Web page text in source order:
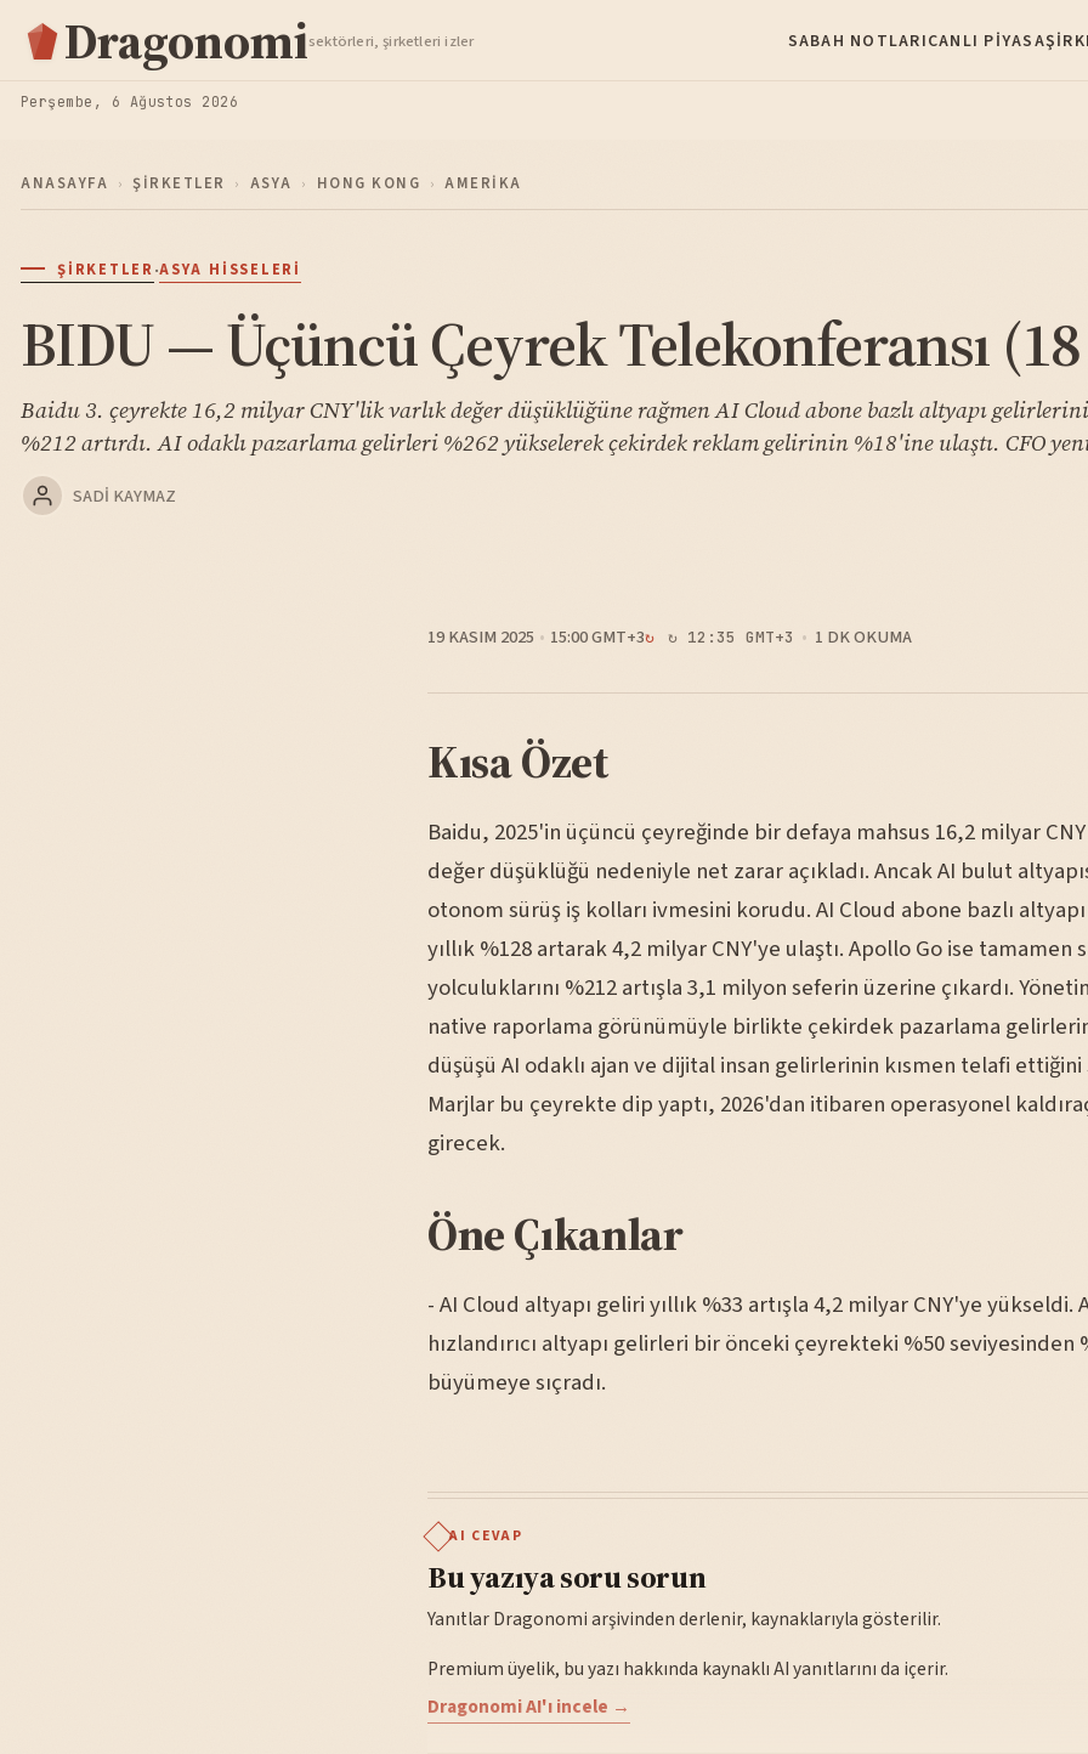
Dragonomisektörleri, şirketleri izler SABAH NOTLARICANLI PIYASA
Perşembe, 6 Ağustos 2026
ANASAYFA › ŞIRKETLER › ASYA › HONG KONG › AMERIKA
ŞIRKETLER·ASYA HISSELERI
BIDU — Üçüncü Çeyrek Telekonferansı
Baidu 3. çeyrekte 16,2 milyar CNY'lik varlık değer düşüklüğüne rağmen AI Cloud abone bazlı altyapı
%212 artırdı. AI odaklı pazarlama gelirleri %262 yükselerek çekirdek reklam gelirinin %18'ine ulaştı. CFO
SADI KAYMAZ
19 KASIM 2025 15:00 GMT+3 ↻ 12:35 GMT+3 1 DK OKUMA
Kısa Özet
Baidu, 2025'in üçüncü çeyreğinde bir defaya mahsus 16,2 milyar
değer düşüklüğü nedeniyle net zarar açıkladı. Ancak AI bulut
otonom sürüş iş kolları ivmesini korudu. AI Cloud abone bazlı
yıllık %128 artarak 4,2 milyar CNY'ye ulaştı. Apollo Go ise tamamen
yolculuklarını %212 artışla 3,1 milyon seferin üzerine çıkardı.
native raporlama görünümüyle birlikte çekirdek pazarlama
düşüşü AI odaklı ajan ve dijital insan gelirlerinin kısmen telafi
Marjlar bu çeyrekte dip yaptı, 2026'dan itibaren operasyonel
girecek.
Öne Çıkanlar
- AI Cloud altyapı geliri yıllık %33 artışla 4,2 milyar CNY'ye yükseldi.
hızlandırıcı altyapı gelirleri bir önceki çeyrekteki %50 seviyesinden
büyümeye sıçradı.
AI CEVAP
Bu yazıya soru sorun
Yanıtlar Dragonomi arşivinden derlenir, kaynaklarıyla gösterilir.
Premium üyelik, bu yazı hakkında kaynaklı AI yanıtlarını da içerir.
Dragonomi AI'ı incele →